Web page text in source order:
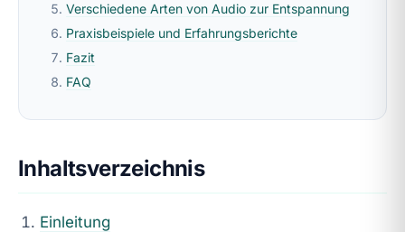
Verschiedene Arten von Audio zur Entspannung
Praxisbeispiele und Erfahrungsberichte
Fazit
FAQ
Inhaltsverzeichnis
Einleitung